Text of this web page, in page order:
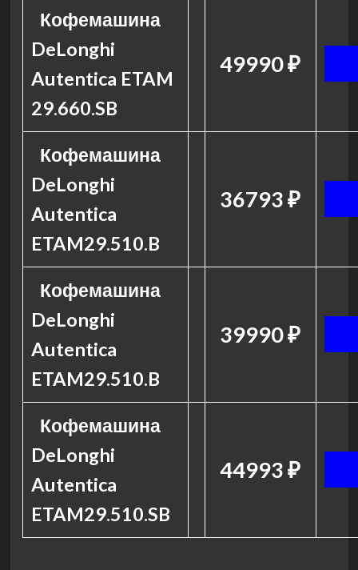
Кофемашина
DeLonghi
Autentica ETAM
29.660.SB
49990 ₽
Кофемашина
DeLonghi
Autentica
ETAM29.510.B
36793 ₽
Кофемашина
DeLonghi
Autentica
ETAM29.510.B
39990 ₽
Кофемашина
DeLonghi
Autentica
ETAM29.510.SB
44993 ₽